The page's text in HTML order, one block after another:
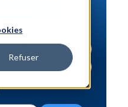
Refuser